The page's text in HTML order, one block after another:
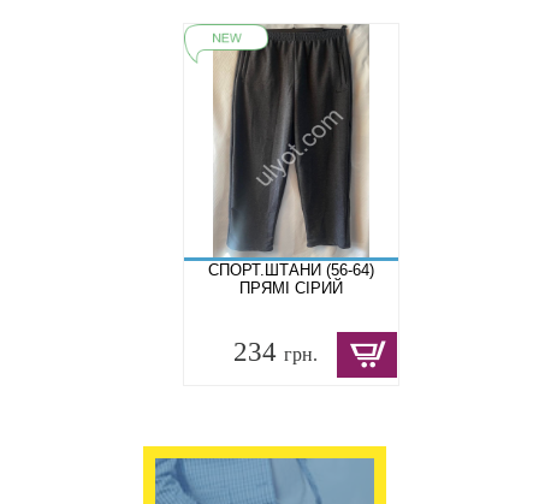
СПОРТ.ШТАНИ (56-64)
ПРЯМІ СІРИЙ
234 грн.